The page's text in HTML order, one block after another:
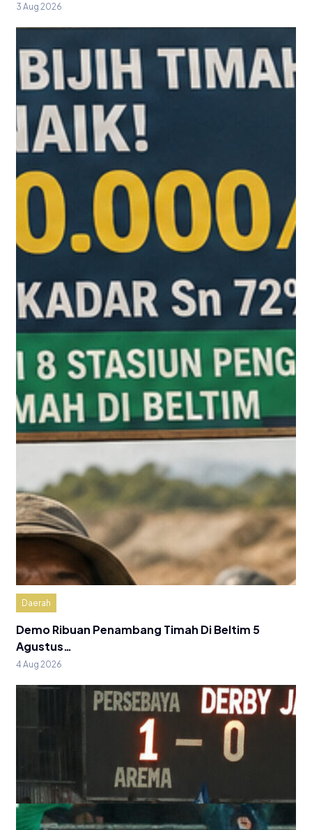
3 Aug 2026
Daerah
Demo Ribuan Penambang Timah Di Beltim 5
Agustus…
4 Aug 2026